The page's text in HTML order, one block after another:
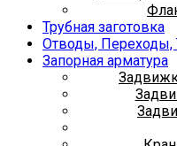
Трубная заготовка
Отводы, Переходы,
Запорная арматура